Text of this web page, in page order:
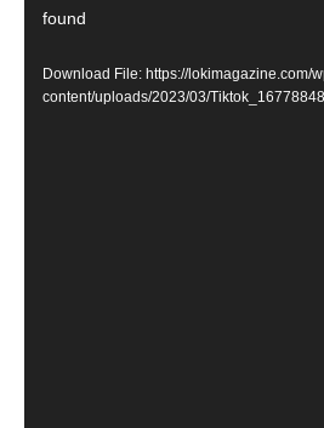
Player
found
Download File: https://lokimagazine.com/
content/uploads/2023/03/